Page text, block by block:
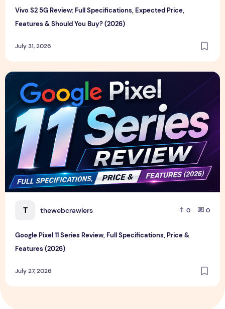
Vivo S2 5G Review: Full Specifications, Expected Price,
Features & Should You Buy? (2026)
July 31, 2026
T thewebcrawlers 0 0
Google Pixel 11 Series Review, Full Specifications, Price &
Features (2026)
July 27, 2026
Google Pixel 11 Series Review, Full Specifications, Price &